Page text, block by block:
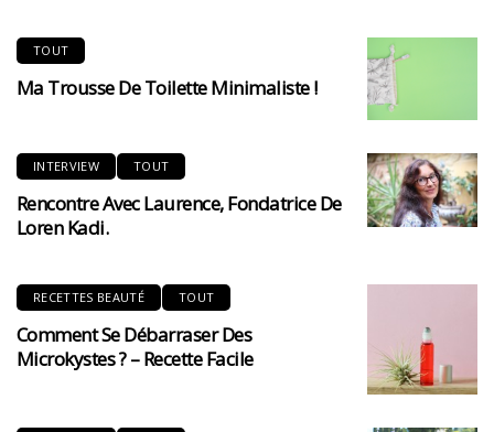
TOUT
Ma Trousse De Toilette Minimaliste !
INTERVIEW TOUT
Rencontre Avec Laurence, Fondatrice De
Loren Kadi.
RECETTES BEAUTÉ TOUT
Comment Se Débarraser Des
Microkystes ? – Recette Facile